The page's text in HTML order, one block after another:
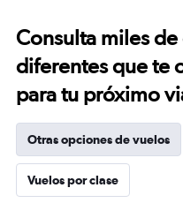
Consulta miles
diferentes que te
para tu próximo
Otras opciones de vuelos
Vuelos por clase